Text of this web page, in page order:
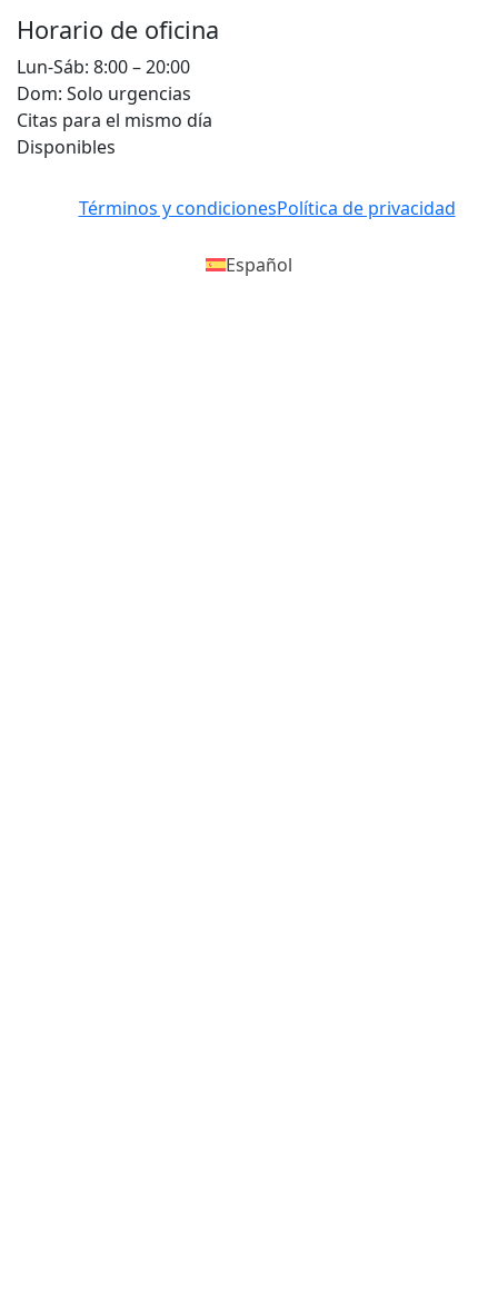
Horario de oficina
Lun-Sáb: 8:00 – 20:00
Dom: Solo urgencias
Citas para el mismo día
Disponibles
Términos y condicionesPolítica de privacidad
Español